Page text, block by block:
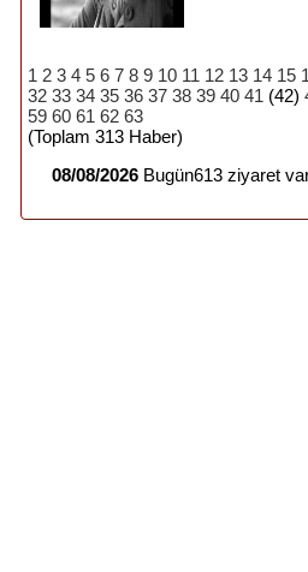
1 2 3 4 5 6 7 8 9 10 11 12 13 14 15
32 33 34 35 36 37 38 39 40 41 (42)
59 60 61 62 63
(Toplam 313 Haber)
08/08/2026 Bugün613 ziyaret